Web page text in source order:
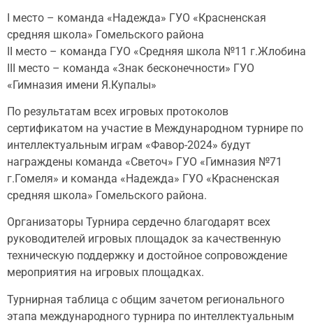
I место – команда «Надежда» ГУО «Красненская
средняя школа» Гомельского района
II место – команда ГУО «Средняя школа №11 г.Жлобина
III место – команда «Знак бесконечности» ГУО
«Гимназия имени Я.Купалы»
По результатам всех игровых протоколов
сертификатом на участие в Международном турнире по
интеллектуальным играм «Фавор-2024» будут
награждены команда «Светоч» ГУО «Гимназия №71
г.Гомеля» и команда «Надежда» ГУО «Красненская
средняя школа» Гомельского района.
Организаторы Турнира сердечно благодарят всех
руководителей игровых площадок за качественную
техническую поддержку и достойное сопровождение
мероприятия на игровых площадках.
Турнирная таблица с общим зачетом регионального
этапа международного турнира по интеллектуальным